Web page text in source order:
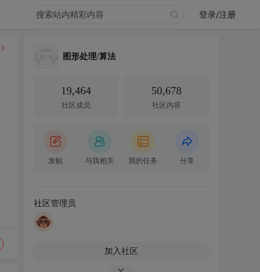
登录/注册
图形处理/算法
19,464
社区成员
50,678
社区内容
发帖 与我相关 我的任务 分享
社区管理员
加入社区